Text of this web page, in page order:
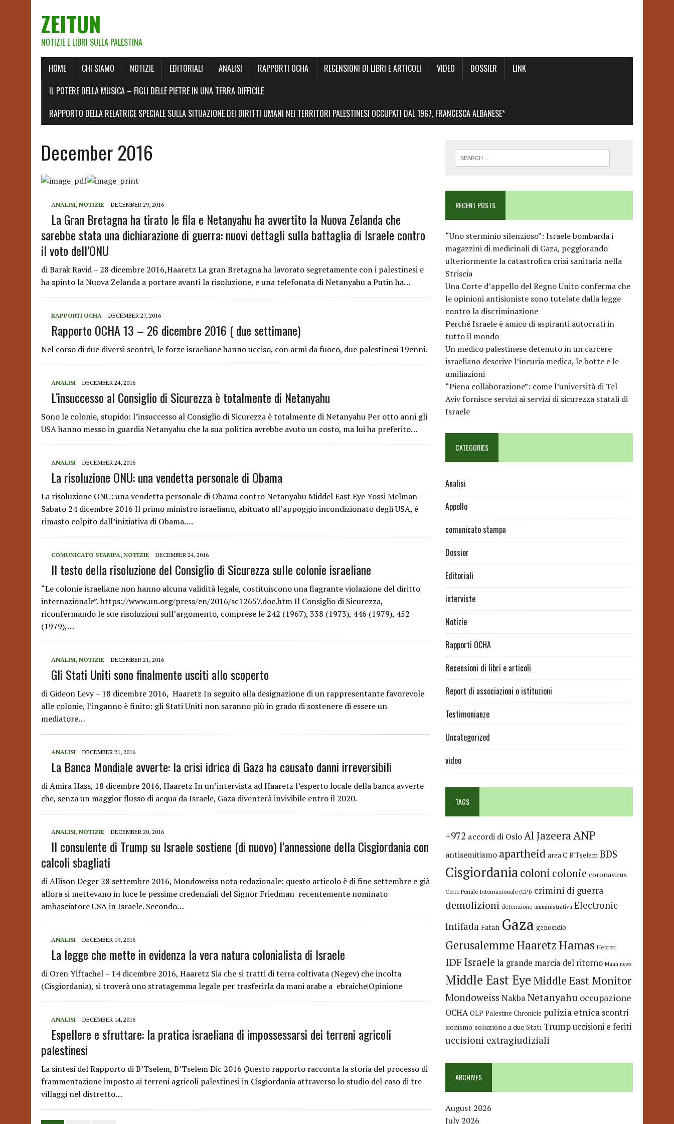
ZEITUN
NOTIZIE E LIBRI SULLA PALESTINA
HOME CHI SIAMO NOTIZIE EDITORIALI ANALISI RAPPORTI OCHA RECENSIONI DI LIBRI E ARTICOLI VIDEO DOSSIER
LINK
IL POTERE DELLA MUSICA – FIGLI DELLE PIETRE IN UNA TERRA DIFFICILE
RAPPORTO DELLA RELATRICE SPECIALE SULLA SITUAZIONE DEI DIRITTI UMANI NEI TERRITORI PALESTINESI OCCUPATI DAL 1967, FRANCESCA ALBANESE*
December 2016
ANALISI, NOTIZIE DECEMBER 29, 2016
La Gran Bretagna ha tirato le fila e Netanyahu ha avvertito la Nuova Zelanda che
sarebbe stata una dichiarazione di guerra: nuovi dettagli sulla battaglia di Israele contro
il voto dell’ONU
di Barak Ravid – 28 dicembre 2016,Haaretz La gran Bretagna ha lavorato segretamente con i palestinesi e
ha spinto la Nuova Zelanda a portare avanti la risoluzione, e una telefonata di Netanyahu a Putin ha…
RAPPORTI OCHA DECEMBER 27, 2016
Rapporto OCHA 13 – 26 dicembre 2016 ( due settimane)
Nel corso di due diversi scontri, le forze israeliane hanno ucciso, con armi da fuoco, due palestinesi 19enni.
ANALISI DECEMBER 24, 2016
L’insuccesso al Consiglio di Sicurezza è totalmente di Netanyahu
Sono le colonie, stupido: l’insuccesso al Consiglio di Sicurezza è totalmente di Netanyahu Per otto anni gli
USA hanno messo in guardia Netanyahu che la sua politica avrebbe avuto un costo, ma lui ha preferito…
ANALISI DECEMBER 24, 2016
La risoluzione ONU: una vendetta personale di Obama
La risoluzione ONU: una vendetta personale di Obama contro Netanyahu Middel East Eye Yossi Melman –
Sabato 24 dicembre 2016 Il primo ministro israeliano, abituato all’appoggio incondizionato degli USA, è
rimasto colpito dall’iniziativa di Obama….
COMUNICATO STAMPA, NOTIZIE DECEMBER 24, 2016
Il testo della risoluzione del Consiglio di Sicurezza sulle colonie israeliane
“Le colonie israeliane non hanno alcuna validità legale, costituiscono una flagrante violazione del diritto
internazionale”. https://www.un.org/press/en/2016/sc12657.doc.htm Il Consiglio di Sicurezza,
riconfermando le sue risoluzioni sull’argomento, comprese le 242 (1967), 338 (1973), 446 (1979), 452
(1979),…
ANALISI, NOTIZIE DECEMBER 21, 2016
Gli Stati Uniti sono finalmente usciti allo scoperto
di Gideon Levy – 18 dicembre 2016, Haaretz In seguito alla designazione di un rappresentante favorevole
alle colonie, l’inganno è finito: gli Stati Uniti non saranno più in grado di sostenere di essere un
mediatore…
ANALISI DECEMBER 21, 2016
La Banca Mondiale avverte: la crisi idrica di Gaza ha causato danni irreversibili
di Amira Hass, 18 dicembre 2016, Haaretz In un’intervista ad Haaretz l’esperto locale della banca avverte
che, senza un maggior flusso di acqua da Israele, Gaza diventerà invivibile entro il 2020.
ANALISI, NOTIZIE DECEMBER 20, 2016
Il consulente di Trump su Israele sostiene (di nuovo) l’annessione della Cisgiordania con
calcoli sbagliati
di Allison Deger 28 settembre 2016, Mondoweiss nota redazionale: questo articolo è di fine settembre e già
allora si mettevano in luce le pessime credenziali del Signor Friedman recentemente nominato
ambasciatore USA in Israele. Secondo…
ANALISI DECEMBER 19, 2016
La legge che mette in evidenza la vera natura colonialista di Israele
di Oren Yiftachel – 14 dicembre 2016, Haaretz Sia che si tratti di terra coltivata (Negev) che incolta
(Cisgiordania), si troverà uno stratagemma legale per trasferirla da mani arabe a ebraiche|Opinione
ANALISI DECEMBER 14, 2016
Espellere e sfruttare: la pratica israeliana di impossessarsi dei terreni agricoli
palestinesi
La sintesi del Rapporto di B’Tselem, B’Tselem Dic 2016 Questo rapporto racconta la storia del processo di
frammentazione imposto ai terreni agricoli palestinesi in Cisgiordania attraverso lo studio del caso di tre
villaggi nel distretto…
RECENT POSTS
“Uno sterminio silenzioso”: Israele bombarda i
magazzini di medicinali di Gaza, peggiorando
ulteriormente la catastrofica crisi sanitaria nella
Striscia
Una Corte d’appello del Regno Unito conferma che
le opinioni antisioniste sono tutelate dalla legge
contro la discriminazione
Perché Israele è amico di aspiranti autocrati in
tutto il mondo
Un medico palestinese detenuto in un carcere
israeliano descrive l’incuria medica, le botte e le
umiliazioni
“Piena collaborazione”: come l’università di Tel
Aviv fornisce servizi ai servizi di sicurezza statali di
Israele
CATEGORIES
Analisi
Appello
comunicato stampa
Dossier
Editoriali
interviste
Notizie
Rapporti OCHA
Recensioni di libri e articoli
Report di associazioni o istituzioni
Testimonianze
Uncategorized
video
TAGS
+972 accordi di OsloAl JazeeraANP
antisemitismo apartheid area C B'Tselem BDS
Cisgiordaniacoloni colonie coronavirus
Corte Penale Internazionale (CPI) crimini di guerra
demolizioni detenzione amministrativa Electronic
Intifada Fatah Gaza genocidio
GerusalemmeHaaretzHamas Hebron
IDF Israele la grande marcia del ritorno Maan news
Middle East Eye Middle East Monitor
Mondoweiss Nakba Netanyahu occupazione
OCHA OLP Palestine Chronicle pulizia etnica scontri
sionismo soluzione a due Stati Trumpuccisioni e feriti
uccisioni extragiudiziali
ARCHIVES
August 2026
July 2026